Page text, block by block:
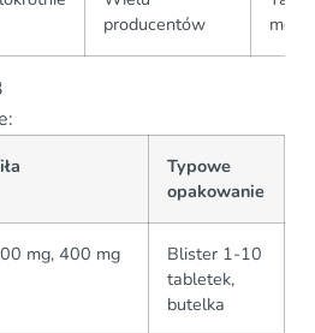
producentów
mg
Typowe
opakowanie
mg, 400 mg
Blister 1-10
tabletek,
butelka